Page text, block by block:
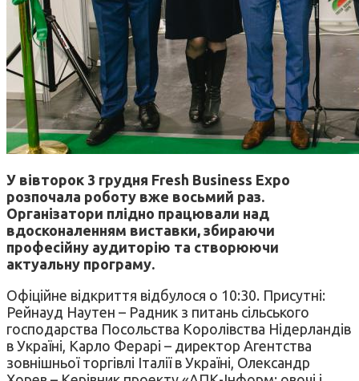
У вівторок 3 грудня Fresh Business Expo
розпочала роботу вже восьмий раз.
Організатори плідно працювали над
вдосконаленням виставки, збираючи
професійну аудиторію та створюючи
актуальну програму.
Офіційне відкриття відбулося o 10:30. Присутні:
Рейнауд Наутен – Радник з питань сільського
господарства Посольства Королівства Нідерландів
в Україні, Карло Ферарі – директор Агентства
зовнішньої торгівлі Італії в Україні, Олександр